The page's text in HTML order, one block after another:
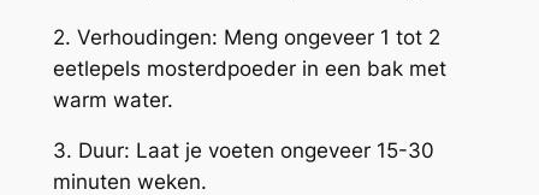
2. Verhoudingen: Meng ongeveer 1 tot 2
eetlepels mosterdpoeder in een bak met
warm water.
3. Duur: Laat je voeten ongeveer 15-30
minuten weken.